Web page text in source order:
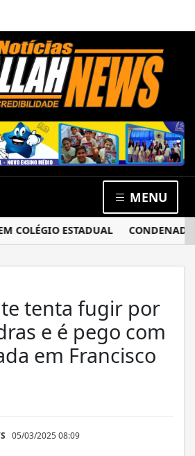
MENU
ESTADUAL CONDENADO
tenta fugir por
e é pego com
em Francisco
05/03/2025 08:09